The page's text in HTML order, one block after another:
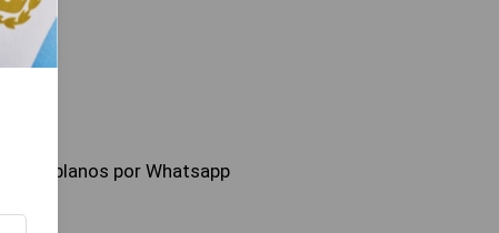
Hablanos por Whatsapp